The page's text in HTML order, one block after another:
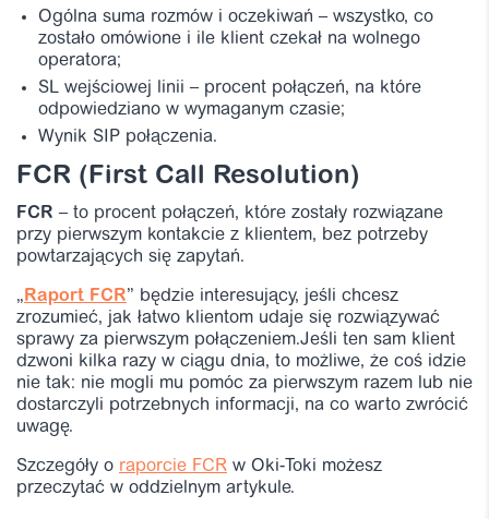
Ogólna suma rozmów i oczekiwań – wszystko, co
zostało omówione i ile klient czekał na wolnego
operatora;
SL wejściowej linii – procent połączeń, na które
odpowiedziano w wymaganym czasie;
Wynik SIP połączenia.
FCR (First Call Resolution)
FCR – to procent połączeń, które zostały rozwiązane
przy pierwszym kontakcie z klientem, bez potrzeby
powtarzających się zapytań.
„Raport FCR” będzie interesujący, jeśli chcesz
zrozumieć, jak łatwo klientom udaje się rozwiązywać
sprawy za pierwszym połączeniem.Jeśli ten sam klient
dzwoni kilka razy w ciągu dnia, to możliwe, że coś idzie
nie tak: nie mogli mu pomóc za pierwszym razem lub nie
dostarczyli potrzebnych informacji, na co warto zwrócić
uwagę.
Szczegóły o raporcie FCR w Oki-Toki możesz
przeczytać w oddzielnym artykule.